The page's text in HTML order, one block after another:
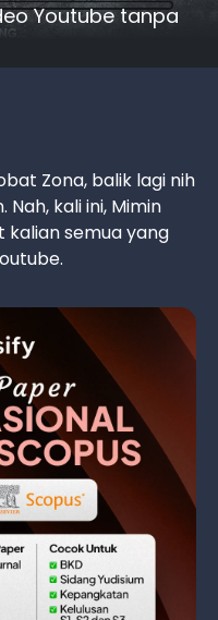
Youtube tanpa
Zona, balik lagi nih
kali ini, Mimin
semua yang